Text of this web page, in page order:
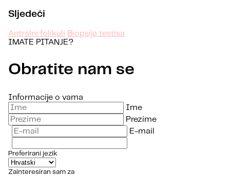
Sljedeći
Antralni folikuli Biopsija testisa
IMATE PITANJE?
Obratite nam se
Informacije o vama
Ime
Prezime
E-mail
Preferirani jezik
Zainteresiran sam za